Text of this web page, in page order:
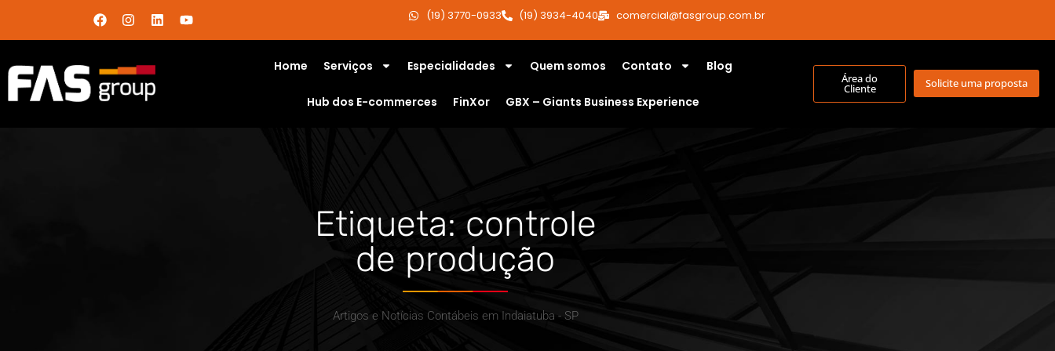
(19) 3770-0933 (19) 3934-4040 comercial@fasgroup.com.br
Home Serviços Especialidades Quem somos Contato Blog
Hub dos E-commerces FinXor GBX – Giants Business Experience
Área do
Cliente Solicite uma proposta
Etiqueta: controle
de produção
Artigos e Notícias Contábeis em Indaiatuba - SP